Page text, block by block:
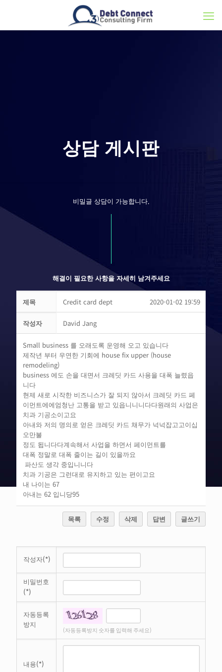
상담 게시판
비밀글 상담이 가능합니다.
해결이 필요한 사항을 자세히 남겨주세요
제목 Credit card dept 2020-01-02 19:59
작성자 David Jang
Small business 를 오래도록 운영해 오고 있습니다
제작년 부터 우연한 기회에 house fix upper (house
remodeling)
business 에도 손을 대면서 크레딧 카드 사용을 대폭 늘렸읍
니다
현제 새로 시작한 비즈니스가 잘 되지 않아서 크레딧 카드 페
이먼트에에엄청난 고통을 받고 있읍니니니다다원래의 사업은
치과 기공소이고요
아내와 저의 명의로 얻은 크레딧 카드 채무가 넉넉잡고고이십
오만불
정도 됩니다다계속해서 사업을 하면서 페이먼트를
대폭 정말로 대폭 줄이는 길이 있을까요
파산도 생각 중입니니다
치과 기공은 그런대로 유지하고 있는 편이고요
내 나이는 67
아내는 62 입니당95
목록 수정 삭제 답변 글쓰기
작성자(*)
비밀번호
(*)
자동등록
방지
(자동등록방지 숫자를 입력해 주세요)
내용(*)